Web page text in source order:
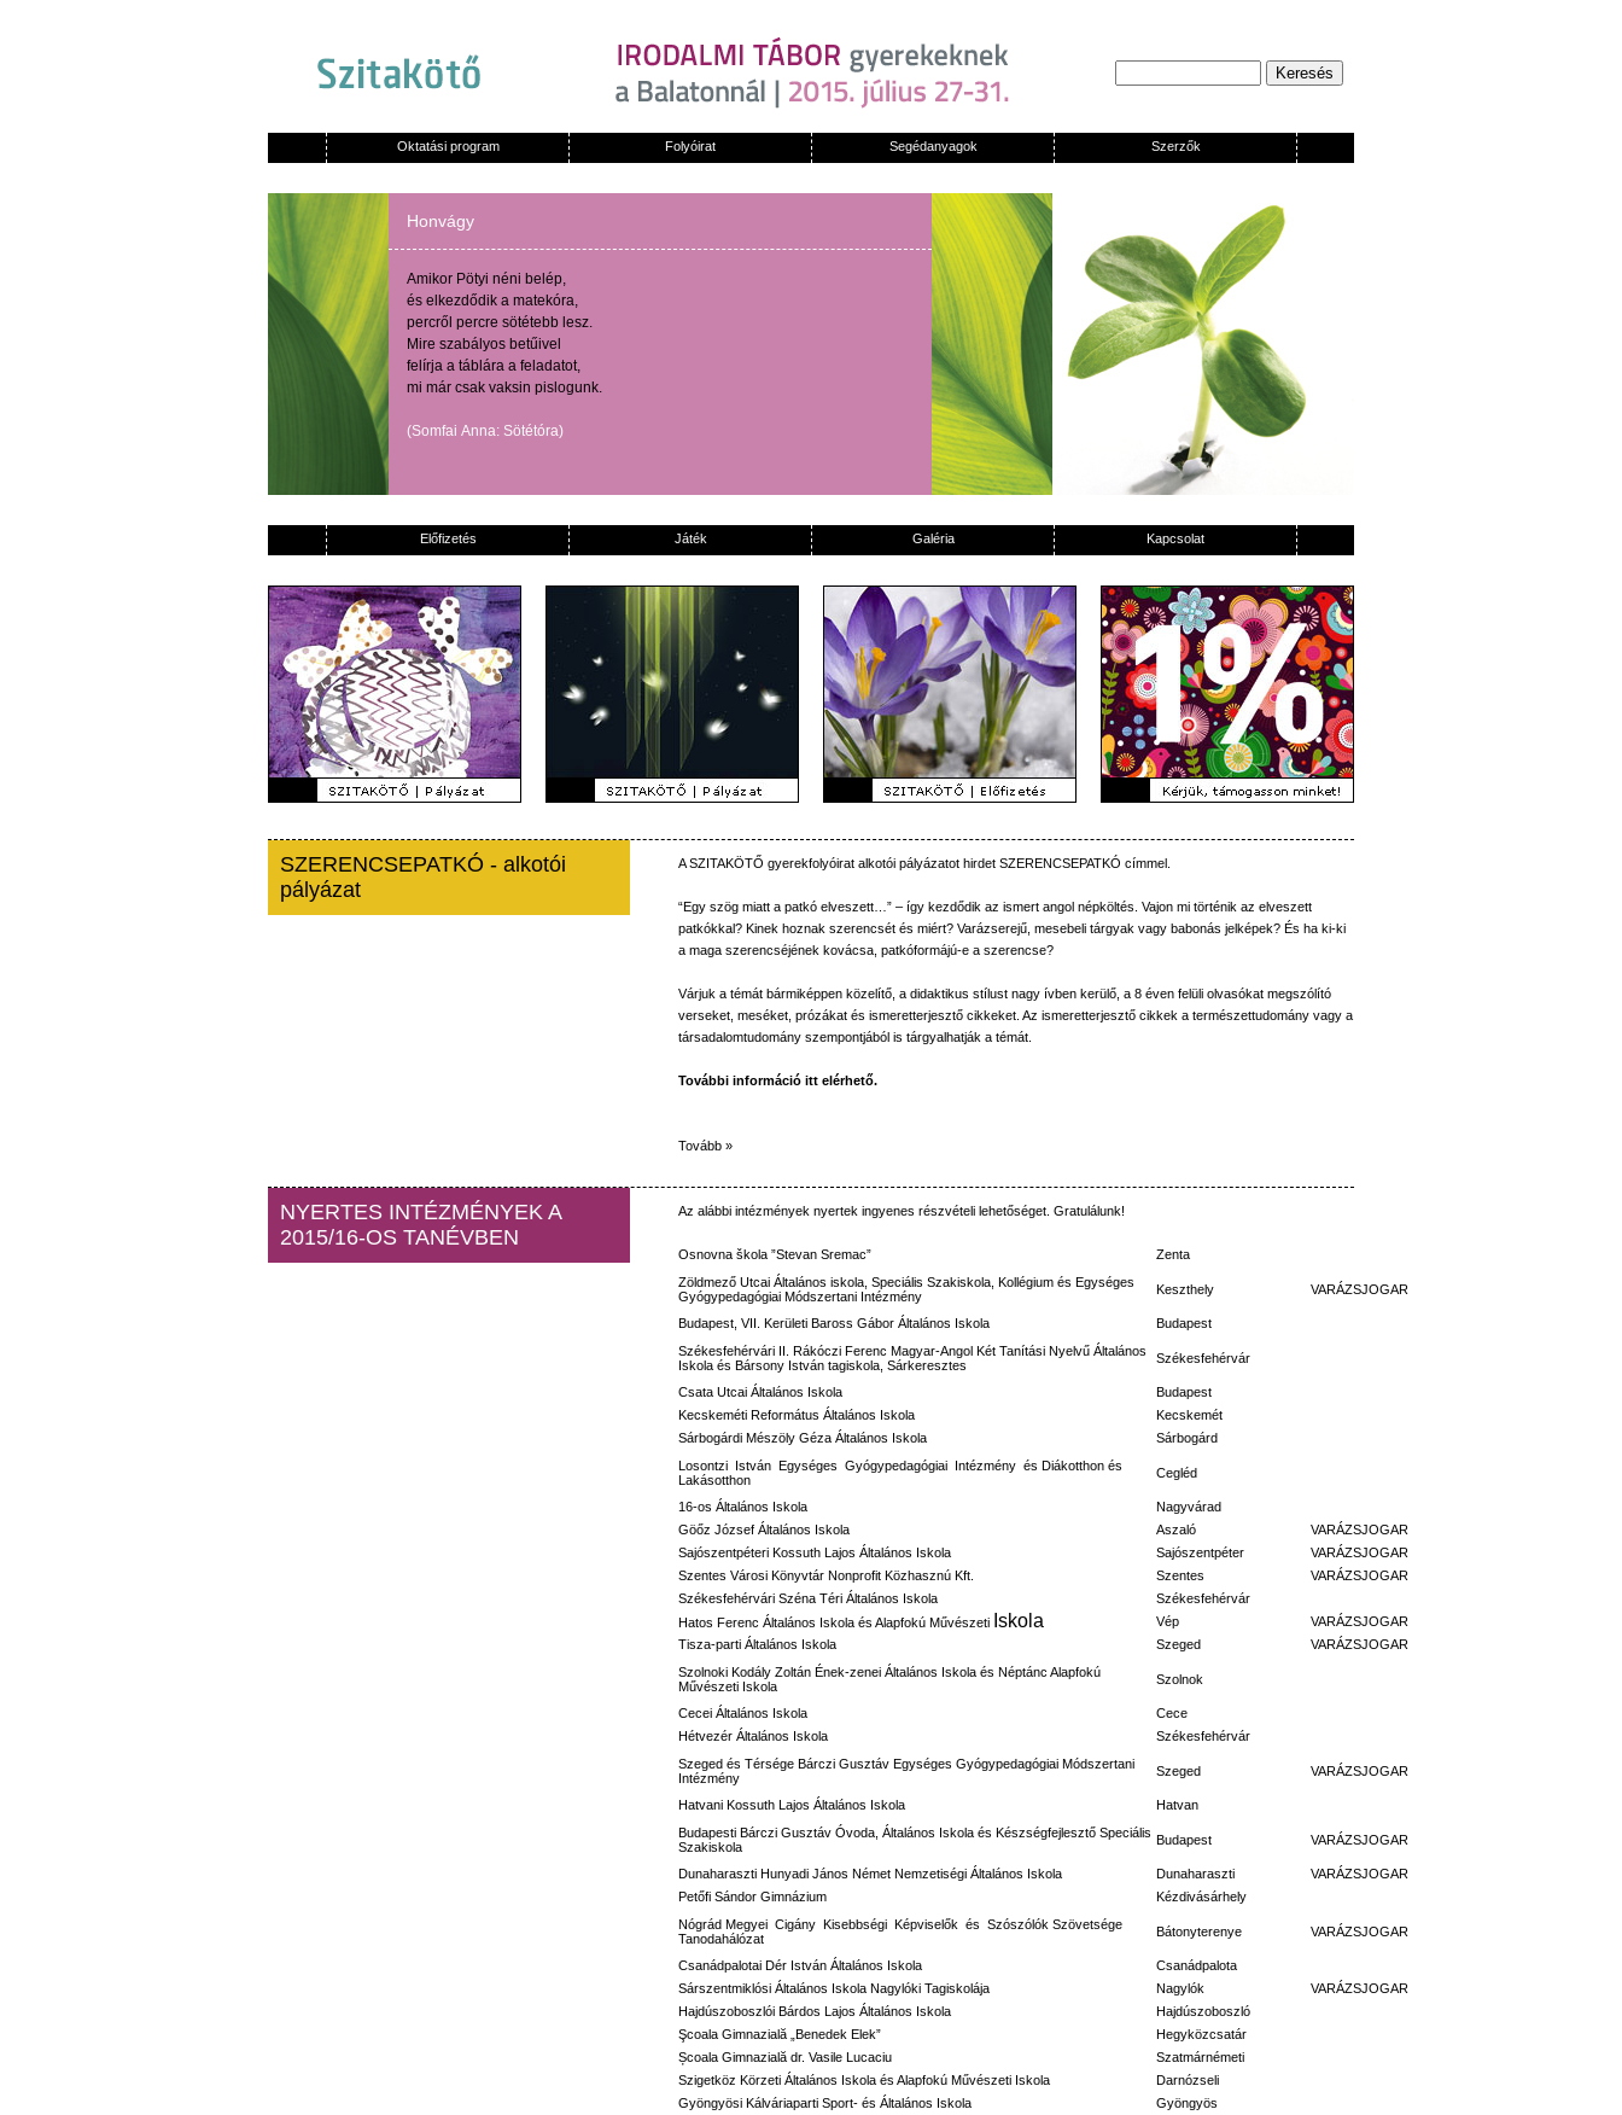
Oktatási program Folyóirat Segédanyagok Szerzők
Honvágy
Amikor Pötyi néni belép,
és elkezdődik a matekóra,
percről percre sötétebb lesz.
Mire szabályos betűivel
felírja a táblára a feladatot,
mi már csak vaksin pislogunk.
(Somfai Anna: Sötétóra)
Előfizetés Játék Galéria Kapcsolat
SZERENCSEPATKÓ - alkotói
pályázat
ASZITAKÖTŐ gyerekfolyóirat alkotói pályázatot hirdet SZERENCSEPATKÓ címmel
“Egy szög miatt a patkó elveszett…” – így kezdődik az ismert angol népköltés Vajon mi történik az elveszett
patkókkal? Kinek hoznak szerencsét és miért? Varázserejű mesebeli tárgyak vagy babonás jelképek? És ha ki-ki
a maga szerencséjének kovácsa patkóformájú-e a szerencse?
Várjuk a témát bármiképpen közelítő , a didaktikus stílust nagy ívben kerülő , a 8 éven felüli olvasókat megszólító
verseket meséket prózákat és ismeretterjesztő cikkeket Az ismeretterjesztő cikkek a természettudomány vagy a
társadalomtudomány szempontjából is tárgyalhatják a témát
További információ itt elérhető.
Tovább »
NYERTES INTÉZMÉNYEK A
2015/16-OS TANÉVBEN
Az alábbi intézmények nyertek ingyenes részvételi lehetőséget Gratulálunk!
Osnovna škola ”Stevan Sremac”
Zenta
Zöldmező Utcai Általános iskola Speciális Szakiskola Kollégium és Egységes
Gyógypedagógiai Módszertani Intézmény Keszthely VARÁZSJOGAR
Budapest, VII. Kerületi Baross Gábor Általános Iskola
Budapest
Székesfehérvári II. Rákóczi Ferenc Magyar-Angol Két Tanítási Nyelvű Általános
Iskola és Bársony István tagiskola Sárkeresztes Székesfehérvár
Csata Utcai Általános Iskola
Budapest
Kecskeméti Református Általános Iskola
Kecskemét
Sárbogárdi Mészöly Géza Általános Iskola
Sárbogárd
Losontzi István Egységes Gyógypedagógiai Intézmény és Diákotthon és
Lakásotthon
Cegléd
16-os Általános Iskola
Nagyvárad
Göőz József Általános Iskola Aszaló
VARÁZSJOGAR
Sajószentpéteri Kossuth Lajos Általános Iskola Sajószentpéter
VARÁZSJOGAR
Szentes Városi Könyvtár Nonprofit Közhasznú Kft.
Szentes
VARÁZSJOGAR
Székesfehérvári Széna Téri Általános Iskola
Székesfehérvár
Hatos Ferenc Általános Iskola és Alapfokú Művészeti Iskola Vép
VARÁZSJOGAR
Tisza-parti Általános Iskola
Szeged
VARÁZSJOGAR
Szolnoki Kodály Zoltán Ének-zenei Általános Iskola és Néptánc Alapfokú
Művészeti Iskola
Szolnok
Cecei Általános Iskola
Cece
Hétvezér Általános Iskola
Székesfehérvár
Szeged és Térsége Bárczi Gusztáv Egységes Gyógypedagógiai Módszertani
Intézmény
Szeged VARÁZSJOGAR
Hatvani Kossuth Lajos Általános Iskola
Hatvan
Budapesti Bárczi Gusztáv Óvoda, Általános Iskola és Készségfejlesztő Speciális
Szakiskola
Budapest VARÁZSJOGAR
Dunaharaszti Hunyadi János Német Nemzetiségi Általános Iskola Dunaharaszti
VARÁZSJOGAR
Petőfi Sándor Gimnázium
Kézdivásárhely
Nógrád Megyei Cigány Kisebbségi Képviselők és Szószólók Szövetsége
Tanodahálózat
Bátonyterenye VARÁZSJOGAR
Csanádpalotai Dér István Általános Iskola
Csanádpalota
Sárszentmiklósi Általános Iskola Nagylóki Tagiskolája
Nagylók
VARÁZSJOGAR
Hajdúszoboszlói Bárdos Lajos Általános Iskola
Hajdúszoboszló
Şcoala Gimnazială „Benedek Elek”
Hegyközcsatár
Școala Gimnazială dr. Vasile Lucaciu
Szatmárnémeti
Szigetköz Körzeti Általános Iskola és Alapfokú Művészeti Iskola
Darnózseli
Gyöngyösi Kálváriaparti Sport- és Általános Iskola
Gyöngyös